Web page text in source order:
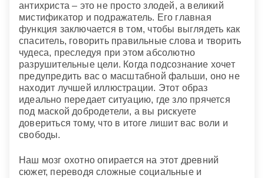
антихриста – это не просто злодей, а великий
мистификатор и подражатель. Его главная
функция заключается в том, чтобы выглядеть как
спаситель, говорить правильные слова и творить
чудеса, преследуя при этом абсолютно
разрушительные цели. Когда подсознание хочет
предупредить вас о масштабной фальши, оно не
находит лучшей иллюстрации. Этот образ
идеально передает ситуацию, где зло прячется
под маской добродетели, а вы рискуете
довериться тому, что в итоге лишит вас воли и
свободы.
Наш мозг охотно опирается на этот древний
сюжет, переводя сложные социальные и